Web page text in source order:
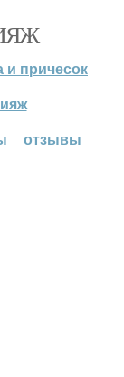
причесок
отзывы